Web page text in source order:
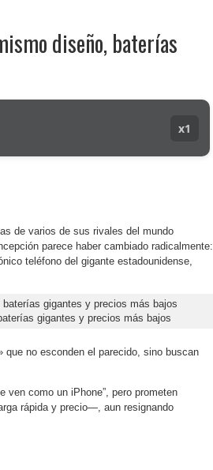
diseño, baterías
x1
de varios de sus rivales del mundo
parece haber cambiado radicalmente:
teléfono del gigante estadounidense,
gigantes y precios más bajos
que no esconden el parecido, sino buscan
ven como un iPhone”, pero prometen
rápida y precio—, aun resignando